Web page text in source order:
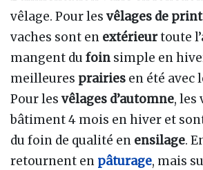
vêlage. Pour les vêlages de
vaches sont en extérieurtoute
mangent du foin simple en
meilleures prairies en été avec
Pour les vêlages d’automne, les
bâtiment 4 mois en hiver et
du foin de qualité en ensilage.
retournent en pâturage, mais